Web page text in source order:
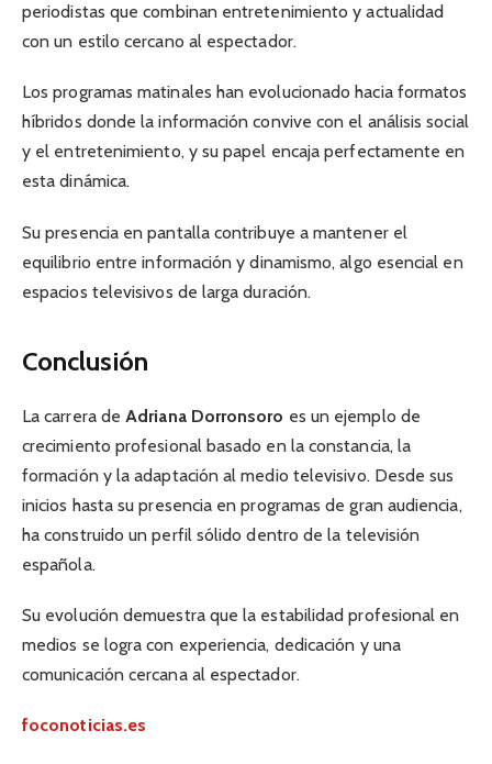
periodistas que combinan entretenimiento y actualidad
con un estilo cercano al espectador.
Los programas matinales han evolucionado hacia formatos
híbridos donde la información convive con el análisis social
y el entretenimiento, y su papel encaja perfectamente en
esta dinámica.
Su presencia en pantalla contribuye a mantener el
equilibrio entre información y dinamismo, algo esencial en
espacios televisivos de larga duración.
Conclusión
La carrera deAdriana Dorronsoro es un ejemplo de
crecimiento profesional basado en la constancia, la
formación y la adaptación al medio televisivo. Desde sus
inicios hasta su presencia en programas de gran audiencia,
ha construido un perfil sólido dentro de la televisión
española.
Su evolución demuestra que la estabilidad profesional en
medios se logra con experiencia, dedicación y una
comunicación cercana al espectador.
foconoticias.es